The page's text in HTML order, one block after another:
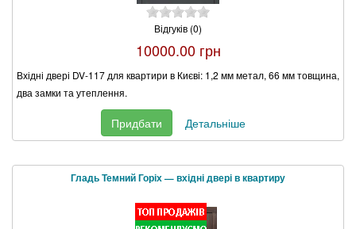
Відгуків (0)
10000.00 грн
Вхідні двері DV-117 для квартири в Києві: 1,2 мм метал, 66 мм товщина,
два замки та утеплення.
Придбати Детальніше
Гладь Темний Горіх — вхідні двері в квартиру